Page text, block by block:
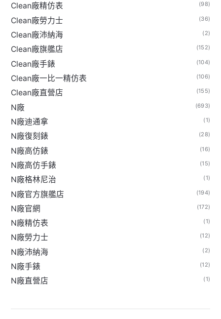
Clean廠精仿表 (98)
Clean廠勞力士 (36)
Clean廠沛納海 (2)
Clean廠旗艦店 (152)
Clean廠手錶 (104)
Clean廠一比一精仿表 (106)
Clean廠直營店 (155)
N廠 (693)
N廠迪通拿 (1)
N廠復刻錶 (28)
N廠高仿錶 (16)
N廠高仿手錶 (15)
N廠格林尼治 (1)
N廠官方旗艦店 (194)
N廠官網 (172)
N廠精仿表 (1)
N廠勞力士 (12)
N廠沛納海 (2)
N廠手錶 (12)
N廠直營店 (1)